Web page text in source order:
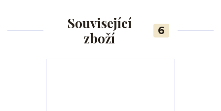
Související
zboží
6